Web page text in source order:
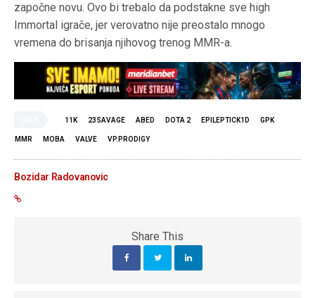
započne novu. Ovo bi trebalo da podstakne sve high
Immortal igrače, jer verovatno nije preostalo mnogo
vremena do brisanja njihovog trenog MMR-a.
11K 23SAVAGE ABED DOTA 2 EPILEPTICK1D GPK
MMR MOBA VALVE VP.PRODIGY
Bozidar Radovanovic
Share This